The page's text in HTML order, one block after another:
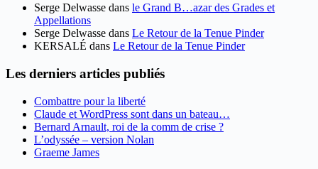
Serge Delwasse dans le Grand B…azar des Grades et
Appellations
Serge Delwasse dans Le Retour de la Tenue Pinder
KERSALÉ dans Le Retour de la Tenue Pinder
Les derniers articles publiés
Combattre pour la liberté
Claude et WordPress sont dans un bateau…
Bernard Arnault, roi de la comm de crise ?
L’odyssée – version Nolan
Graeme James